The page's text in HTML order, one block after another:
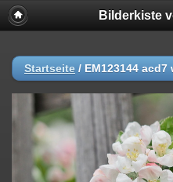
Bilderkiste
Startseite / EM123144